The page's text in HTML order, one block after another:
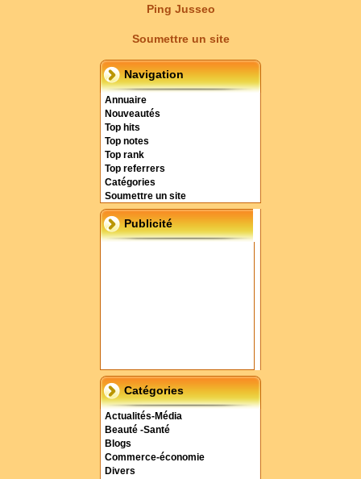
Ping Jusseo
Soumettre un site
Navigation
Annuaire
Nouveautés
Top hits
Top notes
Top rank
Top referrers
Catégories
Soumettre un site
Publicité
Catégories
Actualités-Média
Beauté -Santé
Blogs
Commerce-économie
Divers